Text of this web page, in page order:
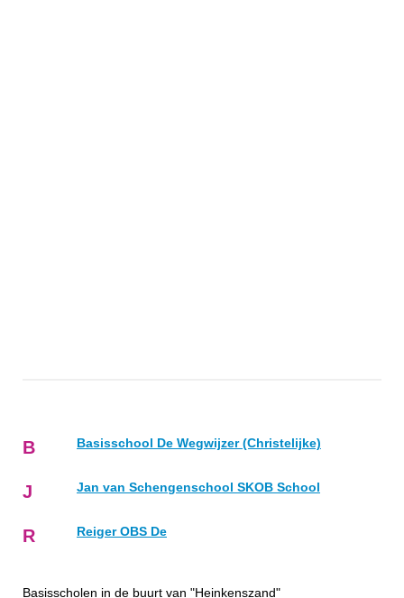
B Basisschool De Wegwijzer (Christelijke)
J Jan van Schengenschool SKOB School
R Reiger OBS De
Basisscholen in de buurt van "Heinkenszand"